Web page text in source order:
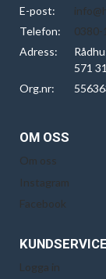
E-post:
Telefon:
0380-
Adress:
571
Org.nr:
OM OSS
Om oss
Instagram
Facebook
KUNDSERVICE
Logga in